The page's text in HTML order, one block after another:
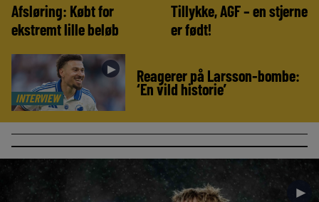
Afsløring: Købt for
ekstremt lille beløb
Tillykke, AGF – en stjerne
er født!
INTERVIEW
► Reagerer på Larsson-bombe:
‘En vild historie’
►